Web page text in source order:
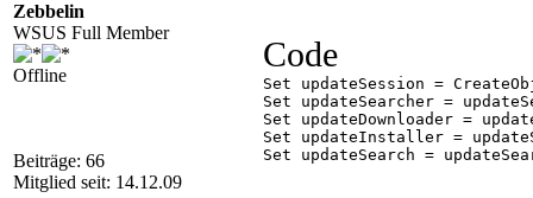
Zebbelin
WSUS Full Member
Offline
Beiträge: 66
Mitglied seit: 14.12.09
Code
Set updateSession =
Set updateSearcher =
Set updateDownloader =
Set updateInstaller =
Set updateSearch =